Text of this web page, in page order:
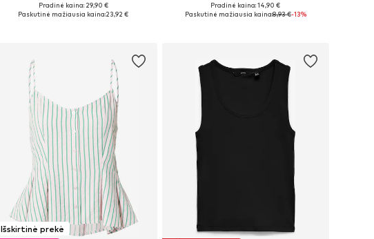
Galimi dydžiai: XS, S, M, L, XL
Pradinė kaina: 29,90 €
Paskutinė mažiausia kaina:23,92 €
Galimi dydžiai: XS, S, M, L, XL
Pradinė kaina: 14,90 €
Paskutinė mažiausia kaina:8,93 €-13%
Išskirtinė prekė